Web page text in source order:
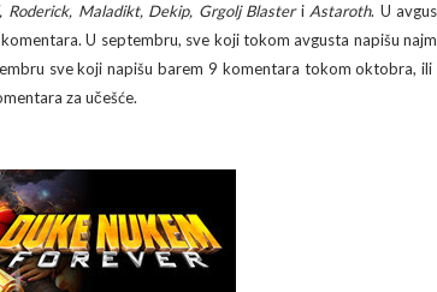
Roderick, Maladikt, Dekip, Grgolj Blasteri Astaroth. U
U septembru, sve koji tokom avgusta napišu
sve koji napišu barem 9 komentara tokom oktobra, ili
za učešće.